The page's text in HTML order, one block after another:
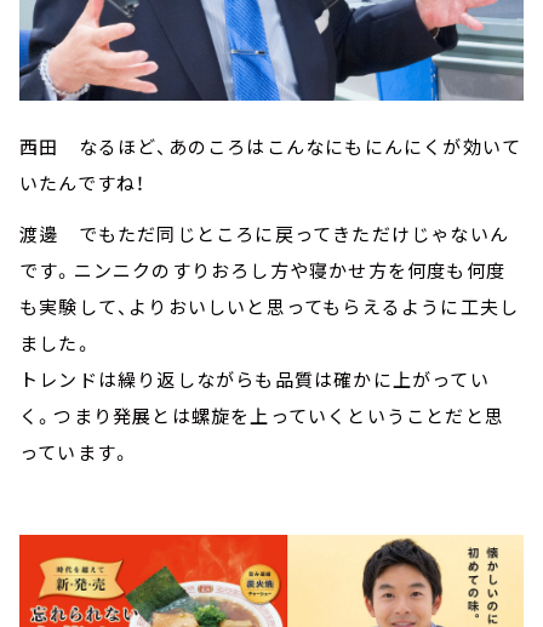
西田 なるほど、あのころはこんなにもにんにくが効いて
いたんですね！
渡邊 でもただ同じところに戻ってきただけじゃないん
です。ニンニクのすりおろし方や寝かせ方を何度も何度
も実験して、よりおいしいと思ってもらえるように工夫し
ました。
トレンドは繰り返しながらも品質は確かに上がってい
く。つまり発展とは螺旋を上っていくということだと思
っています。